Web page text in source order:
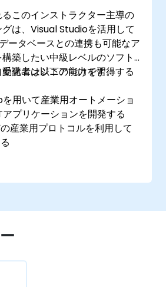
このインストラクター主導の
は、Visual Studioを活用して
ータベースとの連携も可能なア
築したい中級レベルのソフト
化エンジニア向けです。
講者は以下の能力を習得する
用いて産業用オートメーショ
アプリケーションを開発する
産業用プロトコルを利用して
う
産業環境向けにアプリケーシ